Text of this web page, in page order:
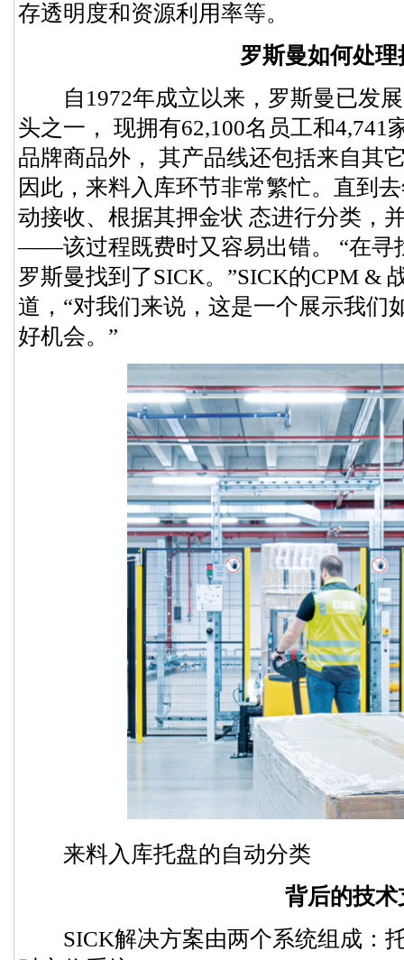
存透明度和资源利用率等。
罗斯曼如何处理
自1972年成立以来，罗斯曼已发展
头之一， 现拥有62,100名员工和4,741
品牌商品外， 其产品线还包括来自其
因此，来料入库环节非常繁忙。直到
动接收、根据其押金状 态进行分类，
——该过程既费时又容易出错。 “在寻
罗斯曼找到了SICK。”SICK的CPM &
道，“对我们来说，这是一个展示我们
好机会。”
来料入库托盘的自动分类
背后的技术
SICK解决方案由两个系统组成：托